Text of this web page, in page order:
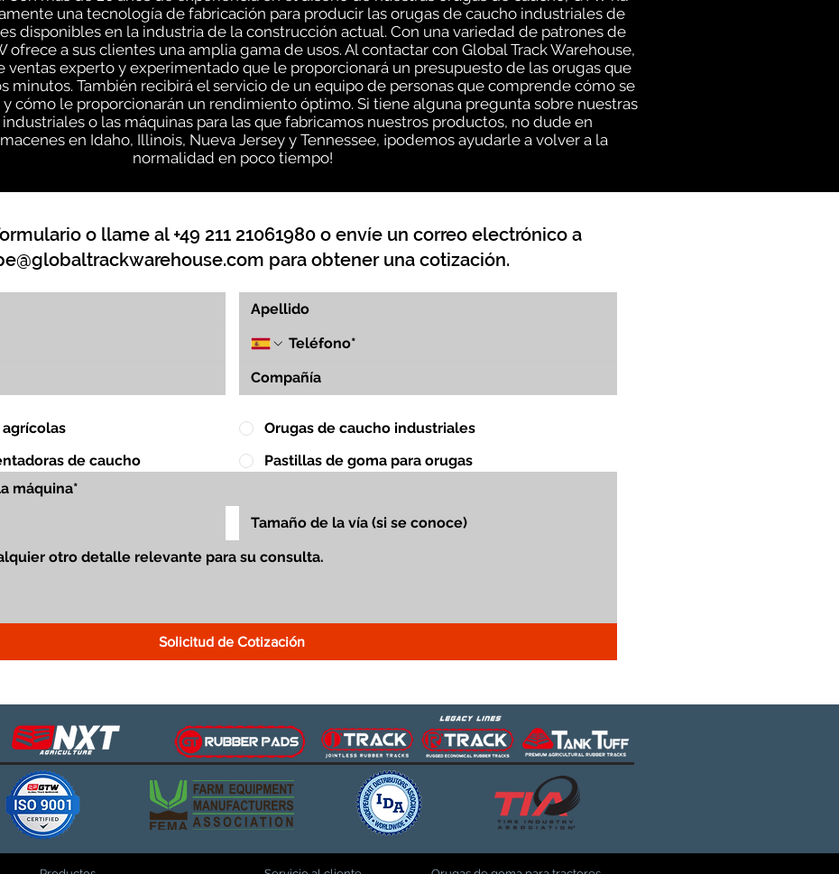
una tecnología de fabricación para producir las orugas de caucho industriales de
disponibles en la industria de la construcción actual. Con una variedad de patrones de
ofrece a sus clientes una amplia gama de usos. Al contactar con Global Track Warehouse,
ventas experto y experimentado que le proporcionará un presupuesto de las orugas que
minutos. También recibirá el servicio de un equipo de personas que comprende cómo se
cómo le proporcionarán un rendimiento óptimo. Si tiene alguna pregunta sobre nuestras
o las máquinas para las que fabricamos nuestros productos, no dude en
en Idaho, Illinois, Nueva Jersey y Tennessee, ¡podemos ayudarle a volver a la
normalidad en poco tiempo!
o llame al +49 211 21061980 o envíe un correo electrónico a
para obtener una cotización.
Orugas de caucho industriales
de caucho
Pastillas de goma para orugas
Solicitud de Cotización